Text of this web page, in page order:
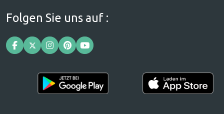
Folgen Sie uns auf :